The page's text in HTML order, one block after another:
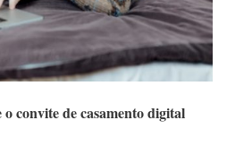
convite de casamento digital